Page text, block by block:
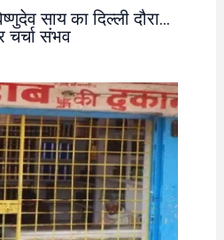
साय का दिल्ली दौरा…
चर्चा संभव